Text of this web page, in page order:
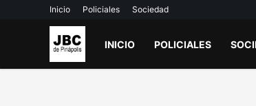
Inicio Policiales Sociedad
INICIO POLICIALES